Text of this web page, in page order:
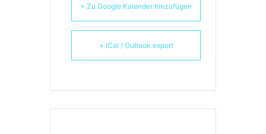
+ Zu Google Kalender hinzufügen
+ iCal / Outlook export